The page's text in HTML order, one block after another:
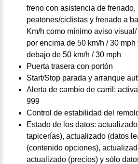
freno con asistencia de
peatones/ciclistas y frenado a
Km/h como mínimo aviso
por encima de 50 km/h / 30
debajo de 50 km/h / 30 mph
Puerta trasera con portón
Start/Stop parada y arranque
Alerta de cambio de carril:
999
Control de estabilidad del
Estado de los datos:
tapicerías), actualizado (datos
(contenido opciones),
actualizado (precios) y sólo